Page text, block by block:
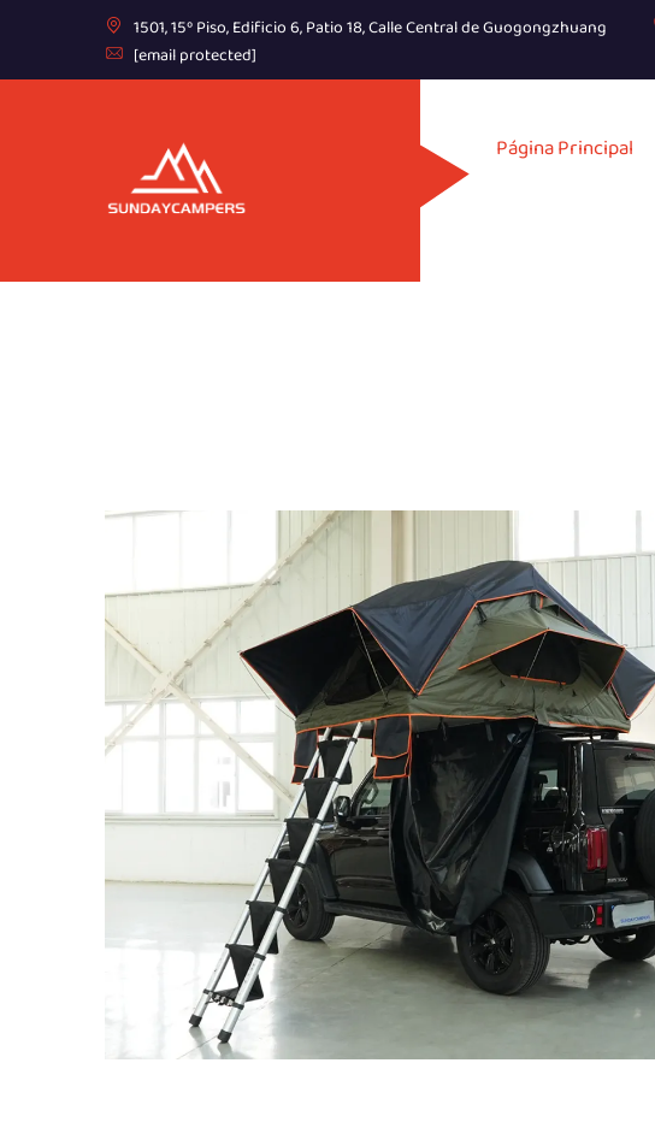
1501, 15º Piso, Edificio 6, Patio 18, Calle Central de Guogongzhuang
[email protected]
Página Principal